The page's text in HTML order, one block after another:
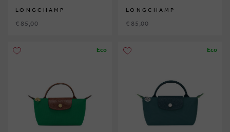
LONGCHAMP
€ 85,00
LONGCHAMP
€ 85,00
Eco Eco